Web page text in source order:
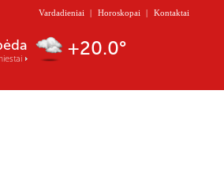
Vardadieniai | Horoskopai | Kontaktai
+20.0°